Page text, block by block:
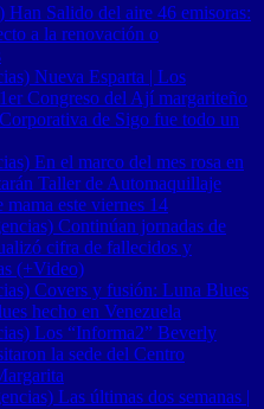
Salido del aire 46 emisoras:
a la renovación o
Nueva Esparta | Los
Congreso del Ají margariteño
de Sigo fue todo un
En el marco del mes rosa en
Taller de Automaquillaje
mama este viernes 14
Continúan jornadas de
cifra de fallecidos y
(+Video)
Covers y fusión: Luna Blues
hecho en Venezuela
Los “Informa2” Beverly
la sede del Centro
Las últimas dos semanas |